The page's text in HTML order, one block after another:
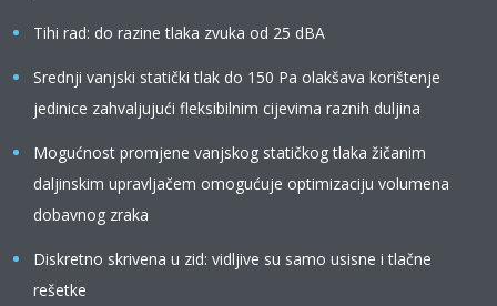
Tihi rad: do razine tlaka zvuka od 25 dBA
Srednji vanjski statički tlak do 150 Pa olakšava korištenje
jedinice zahvaljujući fleksibilnim cijevima raznih duljina
Mogućnost promjene vanjskog statičkog tlaka žičanim
daljinskim upravljačem omogućuje optimizaciju volumena
dobavnog zraka
Diskretno skrivena u zid: vidljive su samo usisne i tlačne
rešetke